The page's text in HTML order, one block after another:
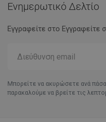
Ενημερωτικό Δελτίο
Εγγραφείτε στο Eγγραφείτε
Μπορείτε να ακυρώσετε ανά
παρακαλούμε να βρείτε τις